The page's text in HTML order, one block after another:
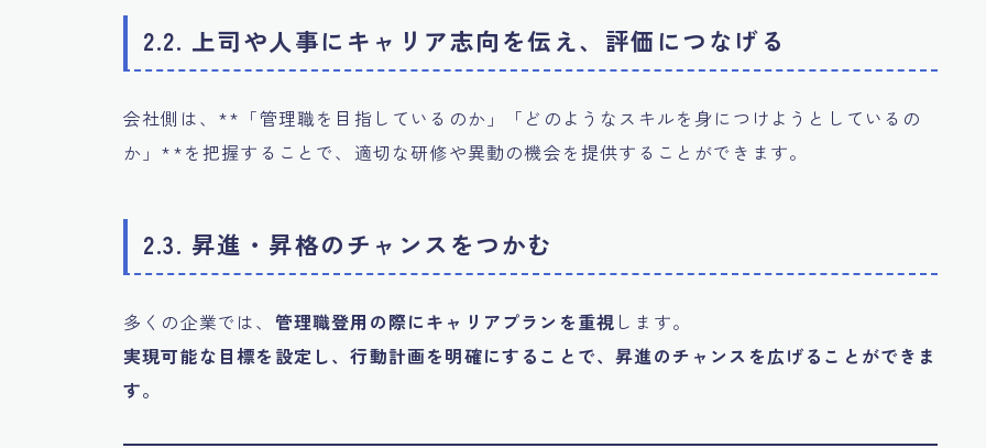
2.2. 上司や人事にキャリア志向を伝え、評価につなげる
会社側は、**「管理職を目指しているのか」「どのようなスキルを身につけようとしているの
か」**を把握することで、適切な研修や異動の機会を提供することができます。
2.3. 昇進・昇格のチャンスをつかむ
多くの企業では、 管理職登用の際にキャリアプランを重視 します。
実現可能な目標を設定し、行動計画を明確にすることで、昇進のチャンスを広げることができま
す。